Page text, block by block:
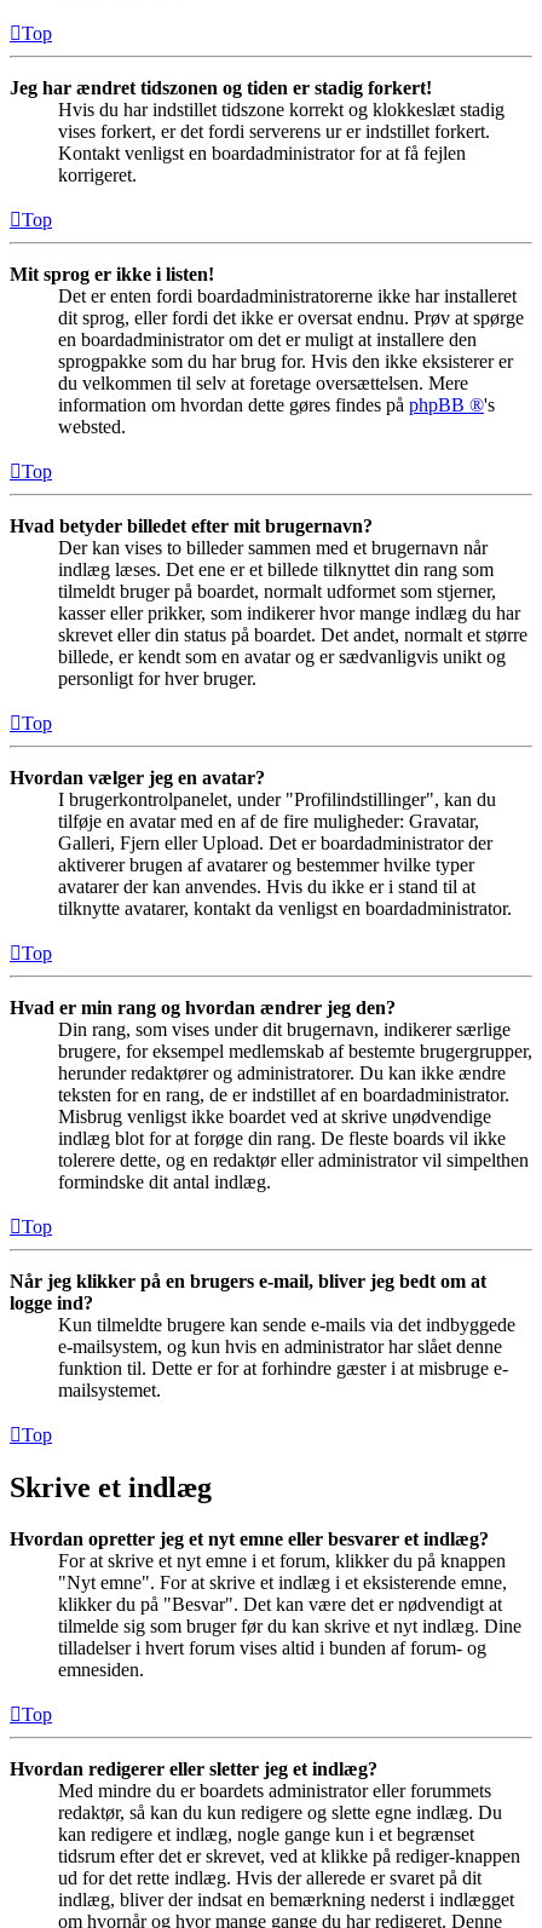
Top
Jeg har ændret tidszonen og tiden er stadig forkert!
Hvis du har indstillet tidszone korrekt og klokkeslæt stadig
vises forkert, er det fordi serverens ur er indstillet forkert.
Kontakt venligst en boardadministrator for at få fejlen
korrigeret.
Top
Mit sprog er ikke i listen!
Det er enten fordi boardadministratorerne ikke har installeret
dit sprog, eller fordi det ikke er oversat endnu. Prøv at spørge
en boardadministrator om det er muligt at installere den
sprogpakke som du har brug for. Hvis den ikke eksisterer er
du velkommen til selv at foretage oversættelsen. Mere
information om hvordan dette gøres findes på phpBB ®'s
websted.
Top
Hvad betyder billedet efter mit brugernavn?
Der kan vises to billeder sammen med et brugernavn når
indlæg læses. Det ene er et billede tilknyttet din rang som
tilmeldt bruger på boardet, normalt udformet som stjerner,
kasser eller prikker, som indikerer hvor mange indlæg du har
skrevet eller din status på boardet. Det andet, normalt et større
billede, er kendt som en avatar og er sædvanligvis unikt og
personligt for hver bruger.
Top
Hvordan vælger jeg en avatar?
I brugerkontrolpanelet, under "Profilindstillinger", kan du
tilføje en avatar med en af de fire muligheder: Gravatar,
Galleri, Fjern eller Upload. Det er boardadministrator der
aktiverer brugen af avatarer og bestemmer hvilke typer
avatarer der kan anvendes. Hvis du ikke er i stand til at
tilknytte avatarer, kontakt da venligst en boardadministrator.
Top
Hvad er min rang og hvordan ændrer jeg den?
Din rang, som vises under dit brugernavn, indikerer særlige
brugere, for eksempel medlemskab af bestemte brugergrupper,
herunder redaktører og administratorer. Du kan ikke ændre
teksten for en rang, de er indstillet af en boardadministrator.
Misbrug venligst ikke boardet ved at skrive unødvendige
indlæg blot for at forøge din rang. De fleste boards vil ikke
tolerere dette, og en redaktør eller administrator vil simpelthen
formindske dit antal indlæg.
Top
Når jeg klikker på en brugers e-mail, bliver jeg bedt om at
logge ind?
Kun tilmeldte brugere kan sende e-mails via det indbyggede
e-mailsystem, og kun hvis en administrator har slået denne
funktion til. Dette er for at forhindre gæster i at misbruge e-
mailsystemet.
Top
Skrive et indlæg
Hvordan opretter jeg et nyt emne eller besvarer et indlæg?
For at skrive et nyt emne i et forum, klikker du på knappen
"Nyt emne". For at skrive et indlæg i et eksisterende emne,
klikker du på "Besvar". Det kan være det er nødvendigt at
tilmelde sig som bruger før du kan skrive et nyt indlæg. Dine
tilladelser i hvert forum vises altid i bunden af forum- og
emnesiden.
Top
Hvordan redigerer eller sletter jeg et indlæg?
Med mindre du er boardets administrator eller forummets
redaktør, så kan du kun redigere og slette egne indlæg. Du
kan redigere et indlæg, nogle gange kun i et begrænset
tidsrum efter det er skrevet, ved at klikke på rediger-knappen
ud for det rette indlæg. Hvis der allerede er svaret på dit
indlæg, bliver der indsat en bemærkning nederst i indlægget
om hvornår og hvor mange gange du har redigeret. Denne